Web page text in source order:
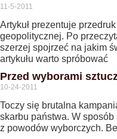
11-5-2011
Artykuł prezentuje
geopolitycznej. Po
szerzej spojrzeć na jakim
artykułu warto spróbować
Przed wyborami
10-24-2011
Toczy się brutalna
skarbu państwa. W
z powodów wyborczych.